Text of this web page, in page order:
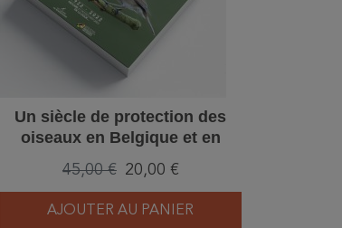
Un siècle de protection des
oiseaux en Belgique et en
Europe - Livre du Centenaire
45,00 € 20,00 €
AJOUTER AU PANIER